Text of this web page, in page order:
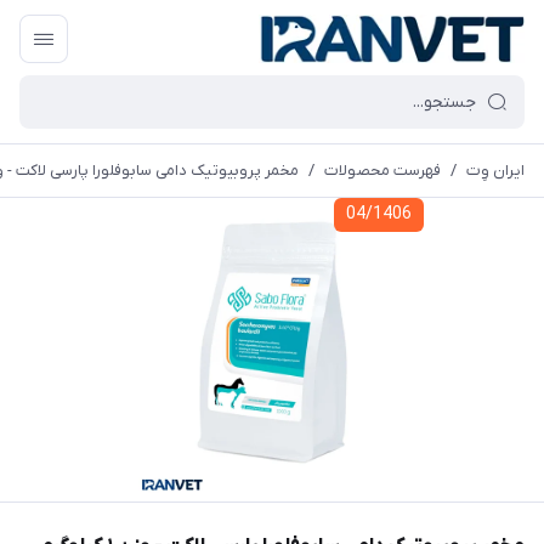
ایران وِت / فهرست محصولات / مخمر پروبیوتیک دامی سابوفلورا پارسی لاکت - وزن ۱
04/1406